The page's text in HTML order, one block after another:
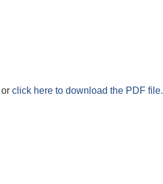
or click here to download the PDF file.